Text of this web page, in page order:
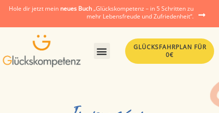
Hole dir jetzt mein neues Buch„Glückskompetenz – in 5 Schritten zu
mehr Lebensfreude und Zufriedenheit“.
GLÜCKSFAHRPLAN FÜR
0€